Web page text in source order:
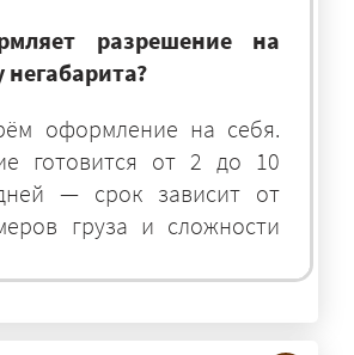
разрешение на
негабарита?
оформление на себя.
готовится от 2 до 10
— срок зависит от
груза и сложности